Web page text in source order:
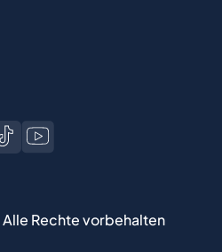
Alle Rechte vorbehalten